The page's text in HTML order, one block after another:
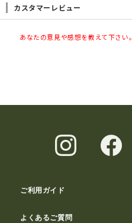
カスタマーレビュー
あなたの意見や感想を教えて下さい。
ご利用ガイド
よくあるご質問